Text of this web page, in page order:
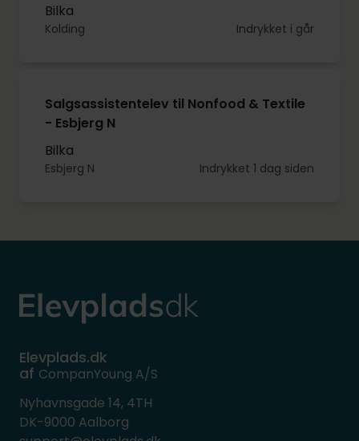
Bilka
Kolding Indrykket i går
Salgsassistentelev til Nonfood & Textile
- Esbjerg N
Bilka
Esbjerg N Indrykket 1 dag siden
Elevplads.dk
af CompanYoung A/S
Nyhavnsgade 14, 4TH
DK-9000 Aalborg